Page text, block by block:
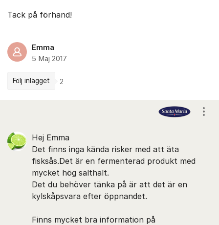
Tack på förhand!
Emma
5 Maj 2017
Följ inlägget 2
Hej Emma
Det finns inga kända risker med att äta
fisksås.Det är en fermenterad produkt med
mycket hög salthalt.
Det du behöver tänka på är att det är en
kylskåpsvara efter öppnandet.
Finns mycket bra information på